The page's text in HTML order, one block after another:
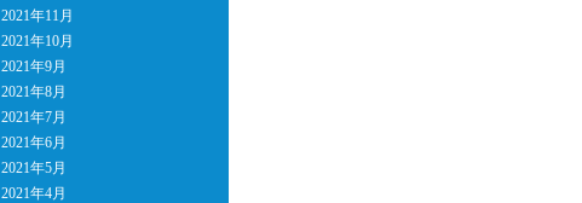
2021年11月
2021年10月
2021年9月
2021年8月
2021年7月
2021年6月
2021年5月
2021年4月